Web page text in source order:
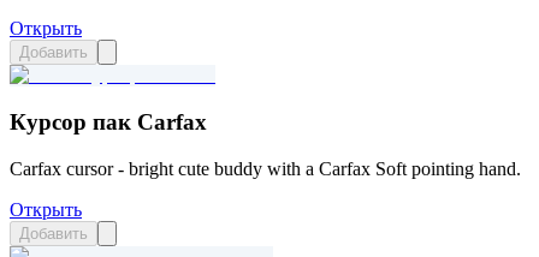
Открыть
Добавить
Курсор пак Carfax
Carfax cursor - bright cute buddy with a Carfax Soft pointing hand.
Открыть
Добавить